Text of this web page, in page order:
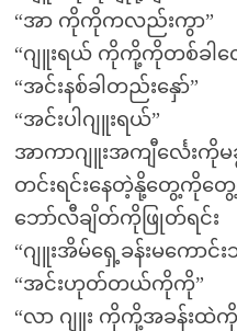
“အာ ကိုကိုကလည်းကွာ”
“ဂျူးရယ် ကိုကို့ကိုတစ်ခါလ
“အင်းနစ်ခါတည်းနှော်”
“အင်းပါဂျူးရယ်”
အာကာဂျူးအကျီင်္လေး
တင်းရင်းနေတဲ့နို့တွေ့ကိုတွ
ဘော်လီချိတ်ကိုဖြုတ်ရင်း
“ဂျူးအိမ်ရှေ့ခန်းမကော
“အင်းဟုတ်တယ်ကိုကို”
“လာ ဂျူး ကိုကို့အခန်းထဲကို